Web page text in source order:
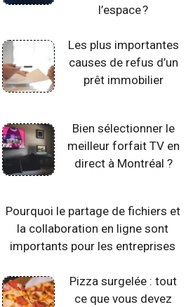
l’espace ?
Les plus importantes
causes de refus d’un
prêt immobilier
Bien sélectionner le
meilleur forfait TV en
direct à Montréal ?
Pourquoi le partage de fichiers et
la collaboration en ligne sont
importants pour les entreprises
Pizza surgelée : tout
ce que vous devez